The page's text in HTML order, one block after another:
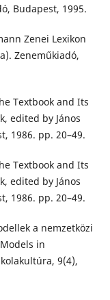
Budapest, 1995.
Zenei Lexikon
Zeneműkiadó,
Textbook and Its
edited by János
1986. pp. 20–49.
Textbook and Its
edited by János
1986. pp. 20–49.
a nemzetközi
in
9(4),